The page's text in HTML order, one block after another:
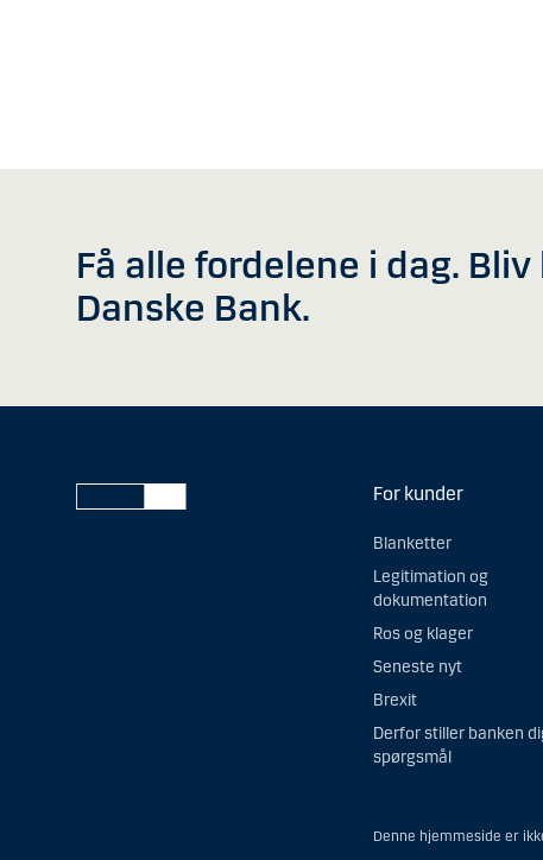
Få alle fordelene i dag.
Danske Bank.
For kunder
Blanketter
Legitimation og
dokumentation
Ros og klager
Seneste nyt
Brexit
Derfor stiller banken
spørgsmål
Denne hjemmeside er